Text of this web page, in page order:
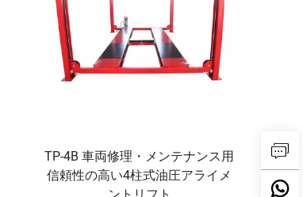
TP-4B 車両修理・メンテナンス用
信頼性の高い4柱式油圧アライメ